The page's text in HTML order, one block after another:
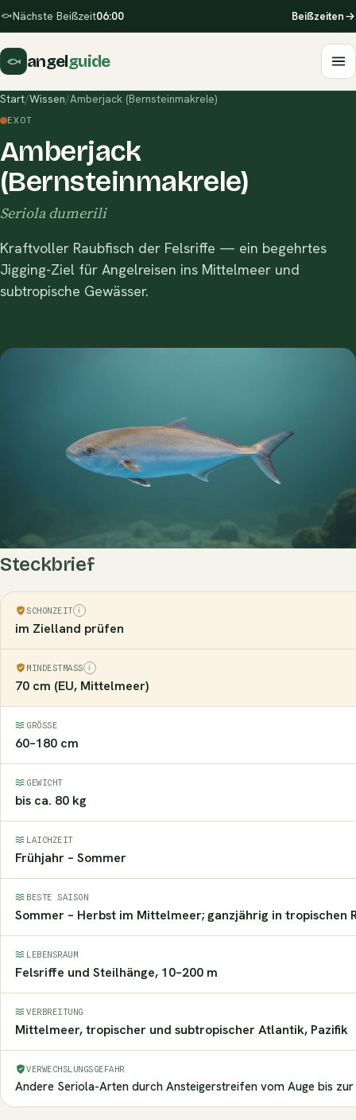
Nächste Beißzeit06:00 Beißzeiten
angelguide
Start/Wissen/Amberjack (Bernsteinmakrele)
EXOT
Amberjack
(Bernsteinmakrele)
Seriola dumerili
Kraftvoller Raubfisch der Felsriffe — ein begehrtes
Jigging-Ziel für Angelreisen ins Mittelmeer und
subtropische Gewässer.
Steckbrief
SCHONZEIT
im Zielland prüfen
MINDESTMASS
70 cm (EU, Mittelmeer)
GRÖSSE
60–180 cm
GEWICHT
bis ca. 80 kg
LAICHZEIT
Frühjahr – Sommer
BESTE SAISON
Sommer – Herbst im Mittelmeer; ganzjährig in tropischen
LEBENSRAUM
Felsriffe und Steilhänge, 10–200 m
VERBREITUNG
Mittelmeer, tropischer und subtropischer Atlantik, Pazifik
VERWECHSLUNGSGEFAHR
Andere Seriola-Arten durch Ansteigerstreifen vom Auge bis